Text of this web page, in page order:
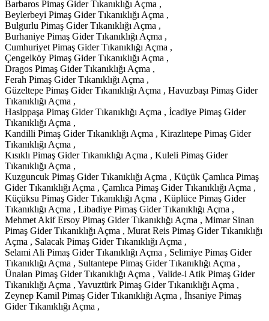
Barbaros Pimaş Gider Tıkanıklığı Açma ,
Beylerbeyi Pimaş Gider Tıkanıklığı Açma ,
Bulgurlu Pimaş Gider Tıkanıklığı Açma ,
Burhaniye Pimaş Gider Tıkanıklığı Açma ,
Cumhuriyet Pimaş Gider Tıkanıklığı Açma ,
Çengelköy Pimaş Gider Tıkanıklığı Açma ,
Dragos Pimaş Gider Tıkanıklığı Açma ,
Ferah Pimaş Gider Tıkanıklığı Açma ,
Güzeltepe Pimaş Gider Tıkanıklığı Açma , Havuzbaşı Pimaş Gider
Tıkanıklığı Açma ,
Hasippaşa Pimaş Gider Tıkanıklığı Açma , İcadiye Pimaş Gider
Tıkanıklığı Açma ,
Kandilli Pimaş Gider Tıkanıklığı Açma , Kirazlıtepe Pimaş Gider
Tıkanıklığı Açma ,
Kısıklı Pimaş Gider Tıkanıklığı Açma , Kuleli Pimaş Gider
Tıkanıklığı Açma ,
Kuzguncuk Pimaş Gider Tıkanıklığı Açma , Küçük Çamlıca Pimaş
Gider Tıkanıklığı Açma , Çamlıca Pimaş Gider Tıkanıklığı Açma ,
Küçüksu Pimaş Gider Tıkanıklığı Açma , Küplüce Pimaş Gider
Tıkanıklığı Açma , Libadiye Pimaş Gider Tıkanıklığı Açma ,
Mehmet Akif Ersoy Pimaş Gider Tıkanıklığı Açma , Mimar Sinan
Pimaş Gider Tıkanıklığı Açma , Murat Reis Pimaş Gider Tıkanıklığı
Açma , Salacak Pimaş Gider Tıkanıklığı Açma ,
Selami Ali Pimaş Gider Tıkanıklığı Açma , Selimiye Pimaş Gider
Tıkanıklığı Açma , Sultantepe Pimaş Gider Tıkanıklığı Açma ,
Ünalan Pimaş Gider Tıkanıklığı Açma , Valide-i Atik Pimaş Gider
Tıkanıklığı Açma , Yavuztürk Pimaş Gider Tıkanıklığı Açma ,
Zeynep Kamil Pimaş Gider Tıkanıklığı Açma , İhsaniye Pimaş
Gider Tıkanıklığı Açma ,